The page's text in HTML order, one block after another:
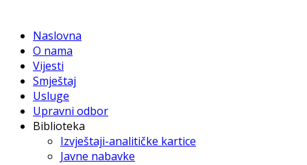
Naslovna
O nama
Vijesti
Smještaj
Usluge
Upravni odbor
Biblioteka
Izvještaji-analitičke kartice
Javne nabavke